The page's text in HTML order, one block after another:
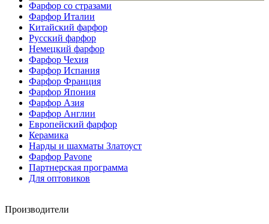
Фарфор со стразами
Фарфор Италии
Китайский фарфор
Русский фарфор
Немецкий фарфор
Фарфор Чехия
Фарфор Испания
Фарфор Франция
Фарфор Япония
Фарфор Азия
Фарфор Англии
Европейский фарфор
Керамика
Нарды и шахматы Златоуст
Фарфор Pavone
Партнерская программа
Для оптовиков
Производители